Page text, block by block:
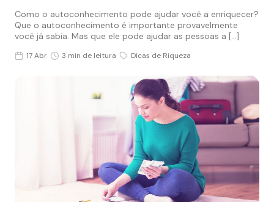
Como o autoconhecimento pode ajudar você a enriquecer?
Que o autoconhecimento é importante provavelmente
você já sabia. Mas que ele pode ajudar as pessoas a […]
17 Abr 3 min de leitura Dicas de Riqueza